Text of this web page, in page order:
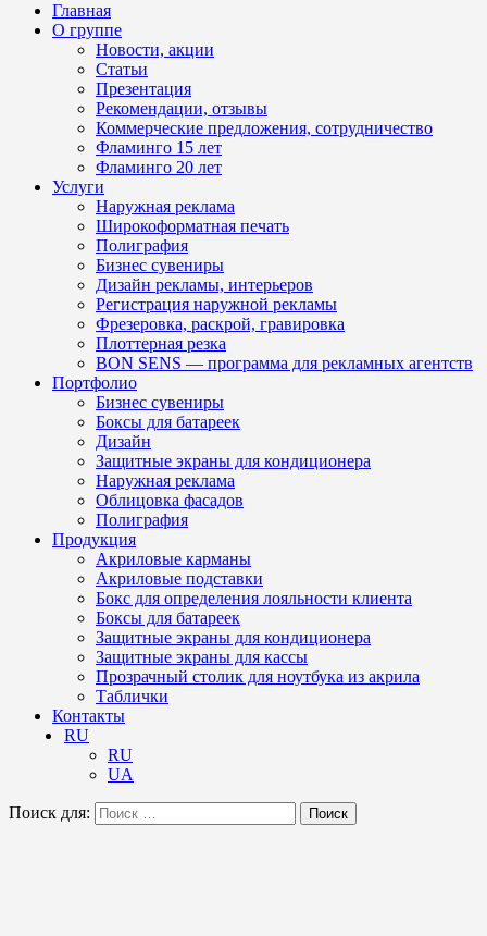
Главная
О группе
Новости, акции
Статьи
Презентация
Рекомендации, отзывы
Коммерческие предложения, сотрудничество
Фламинго 15 лет
Фламинго 20 лет
Услуги
Наружная реклама
Широкоформатная печать
Полиграфия
Бизнес сувениры
Дизайн рекламы, интерьеров
Регистрация наружной рекламы
Фрезеровка, раскрой, гравировка
Плоттерная резка
BON SENS — программа для рекламных агентств
Портфолио
Бизнес сувениры
Боксы для батареек
Дизайн
Защитные экраны для кондиционера
Наружная реклама
Облицовка фасадов
Полиграфия
Продукция
Акриловые карманы
Акриловые подставки
Бокс для определения лояльности клиента
Боксы для батареек
Защитные экраны для кондиционера
Защитные экраны для кассы
Прозрачный столик для ноутбука из акрила
Таблички
Контакты
RU
RU
UA
Поиск для: Поиск